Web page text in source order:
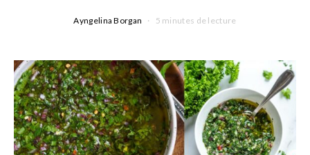
Ayngelina Borgan 5 minutes de lecture